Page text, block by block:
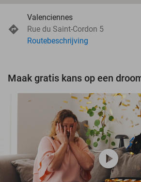
Valenciennes
Rue du Saint-Cordon 5
Routebeschrijving
play_circle